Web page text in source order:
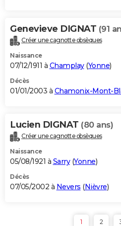
Genevieve DIGNAT (91
Créer une cagnotte obsèques
Naissance
07/12/1911 à Champlay(Yonne)
Décès
01/01/2003 à Chamonix-Mont-
Lucien DIGNAT (80 ans)
Créer une cagnotte obsèques
Naissance
05/08/1921 à Sarry(Yonne)
Décès
07/05/2002 à Nevers (Nièvre)
1 2